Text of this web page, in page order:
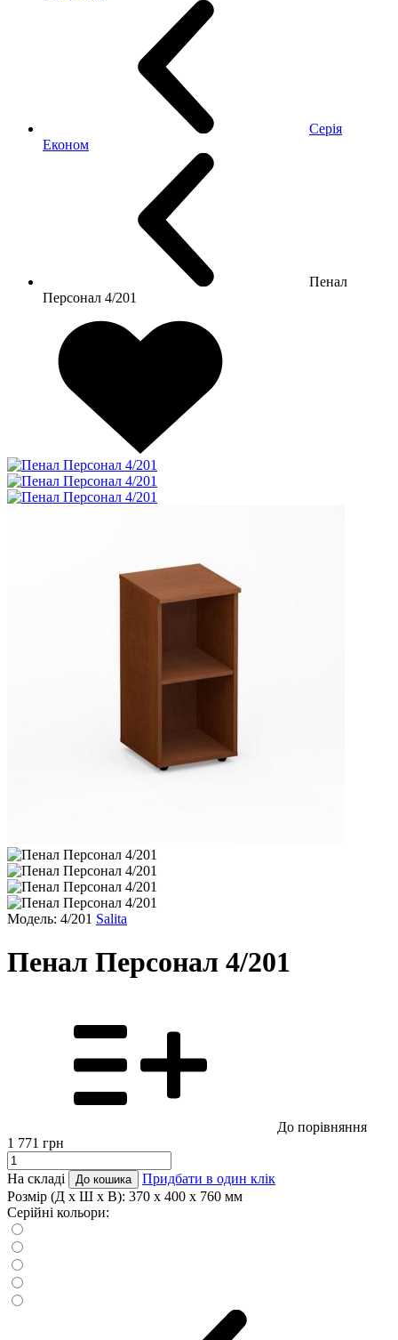
Серія
Економ
Пенал
Персонал 4/201
Модель: 4/201 Salita
Пенал Персонал 4/201
До порівняння
1 771 грн
На складі До кошика
Придбати в один клік
Розмір (Д x Ш x В): 370 x 400 x 760 мм
Серійні кольори: